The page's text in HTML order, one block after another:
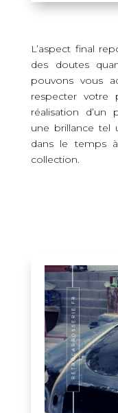
L’aspect final
des doutes
pouvons vous
respecter votre
réalisation d’un
une brillance tel
dans le temps
collection.